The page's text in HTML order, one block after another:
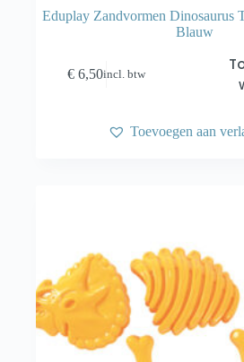
Eduplay Zandvormen Dinosaurus
Blauw
€ 6,50incl. btw
Toevoegen aan